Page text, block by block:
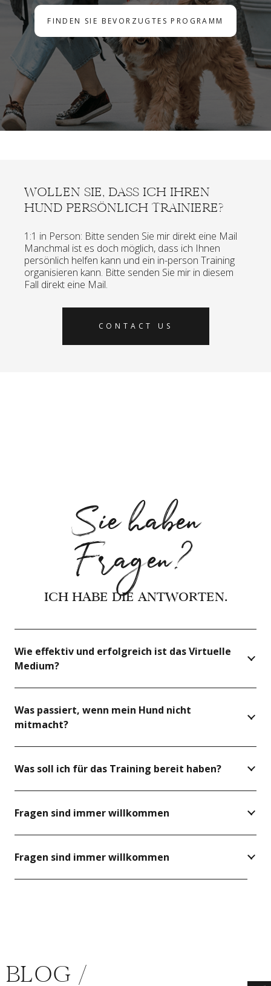
FINDEN SIE BEVORZUGTES PROGRAMM
WOLLEN SIE, DASS ICH IHREN
HUND PERSÖNLICH TRAINIERE?
1:1 in Person: Bitte senden Sie mir direkt eine Mail
Manchmal ist es doch möglich, dass ich Ihnen
persönlich helfen kann und ein in-person Training
organisieren kann. Bitte senden Sie mir in diesem
Fall direkt eine Mail.
CONTACT US
Sie haben
Fragen?
ICH HABE DIE ANTWORTEN.
Wie effektiv und erfolgreich ist das Virtuelle
Medium?
Was passiert, wenn mein Hund nicht
mitmacht?
Was soll ich für das Training bereit haben?
Fragen sind immer willkommen
Fragen sind immer willkommen
BLOG /